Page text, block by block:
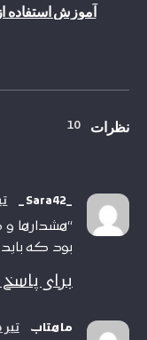
آموزش استفاده
نظرات 10
_Sara42_ تیر ۹,
“هشدارها
بود که
برای
ماهتاب تیر ۱۵, ۱۴۰۴ در ۹:۵۱ ق.ظ